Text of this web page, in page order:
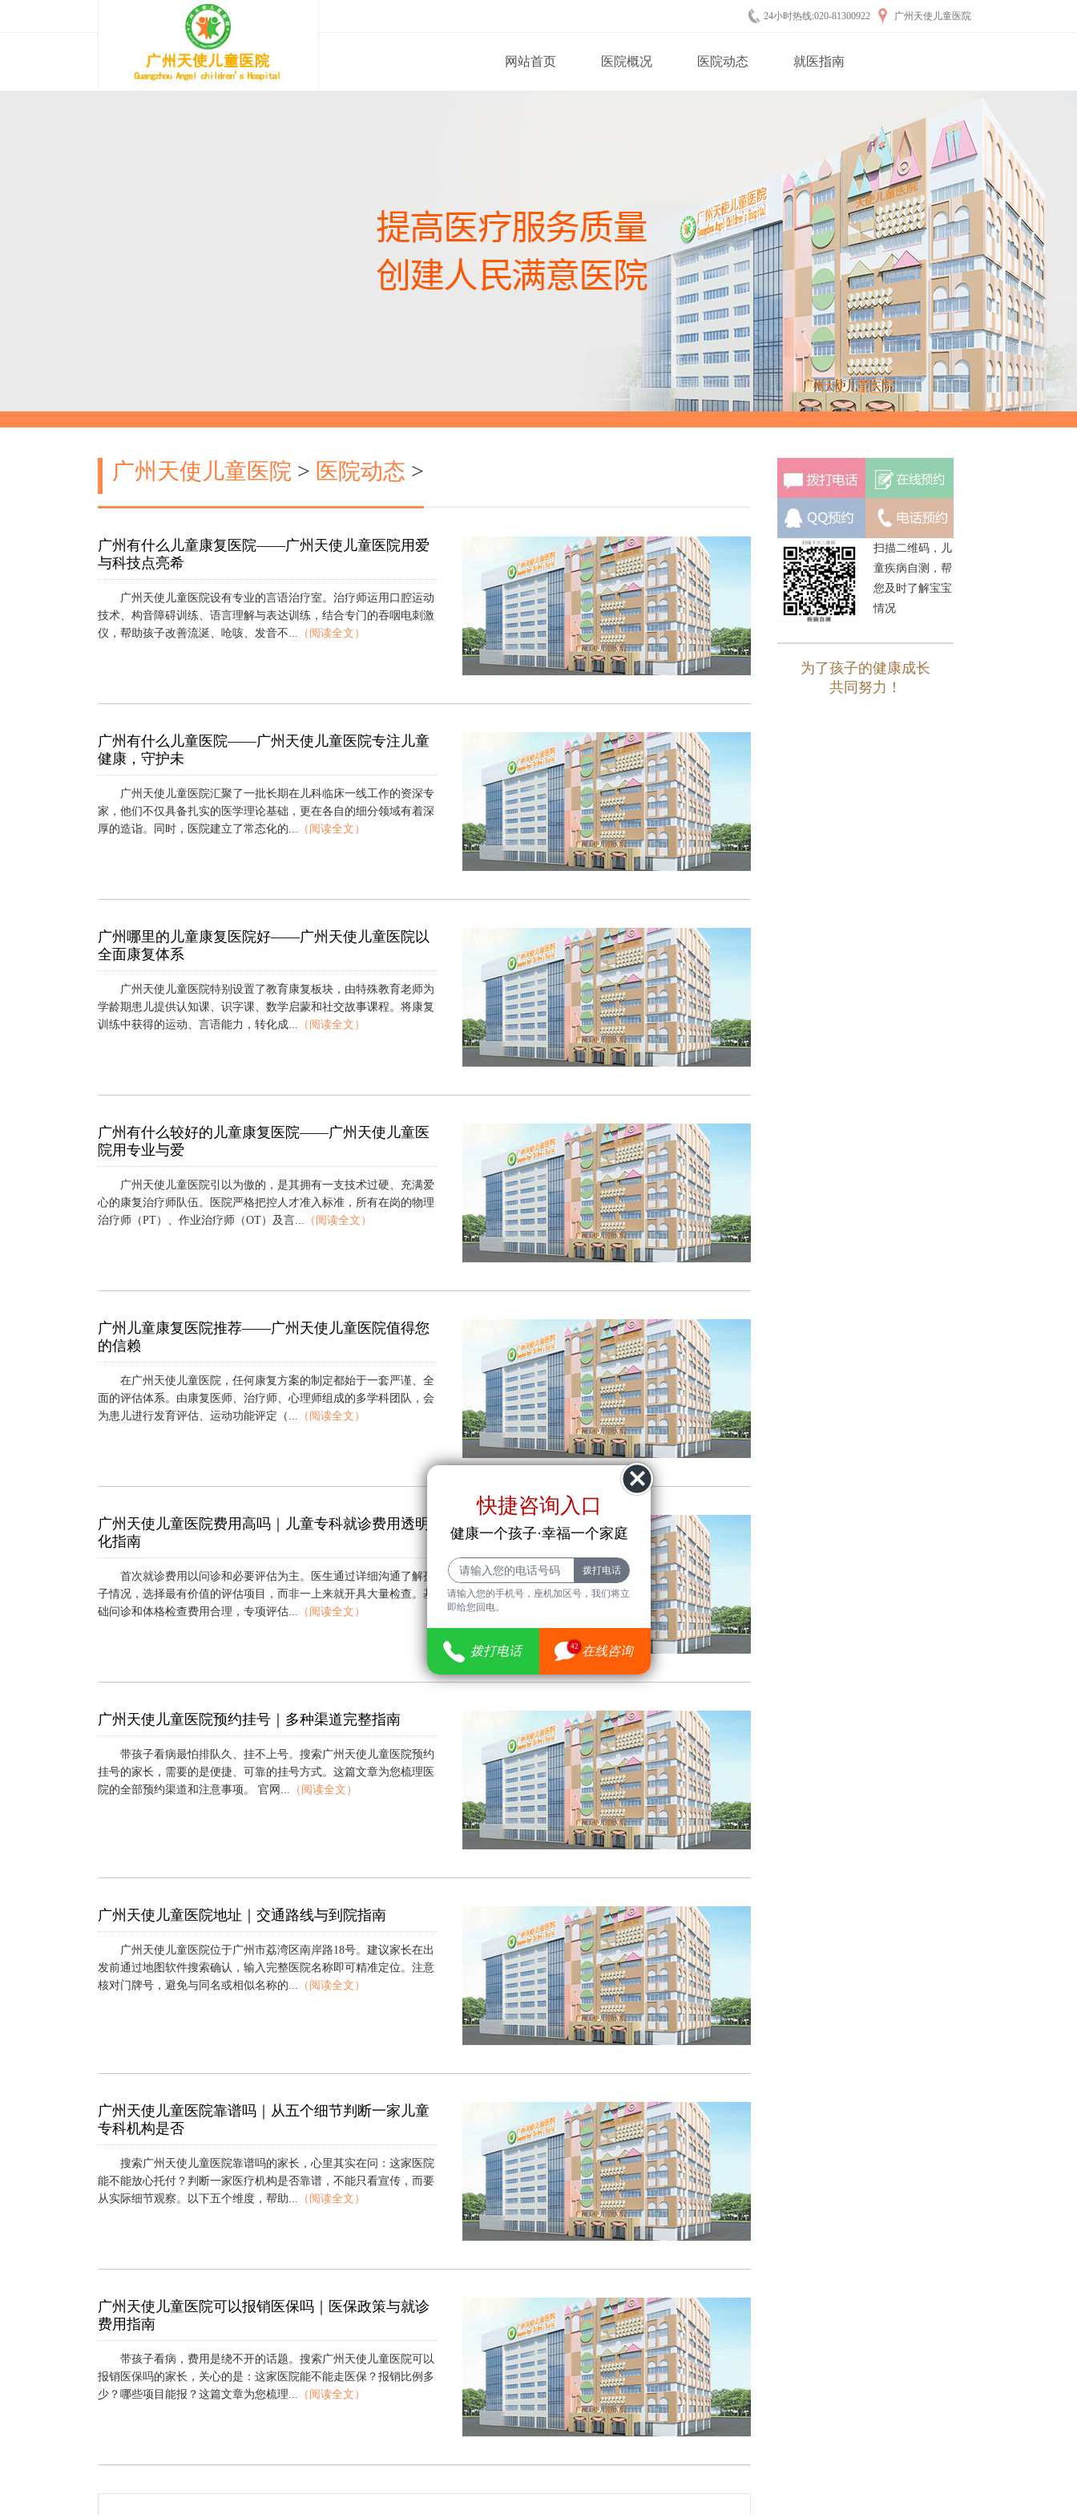
广州天使儿童医院
24小时热线:020-81300922
网站首页 医院概况 医院动态 就医指南
广州天使儿童医院 > 医院动态 >
广州有什么儿童康复医院——广州天使儿童医院用爱
与科技点亮希
广州天使儿童医院设有专业的言语治疗室。治疗师运用口腔运动
技术、构音障碍训练、语言理解与表达训练，结合专门的吞咽电刺激
仪，帮助孩子改善流涎、呛咳、发音不... （阅读全文）
广州有什么儿童医院——广州天使儿童医院专注儿童
健康，守护未
广州天使儿童医院汇聚了一批长期在儿科临床一线工作的资深专
家，他们不仅具备扎实的医学理论基础，更在各自的细分领域有着深
厚的造诣。同时，医院建立了常态化的... （阅读全文）
广州哪里的儿童康复医院好——广州天使儿童医院以
全面康复体系
广州天使儿童医院特别设置了教育康复板块，由特殊教育老师为
学龄期患儿提供认知课、识字课、数学启蒙和社交故事课程。将康复
训练中获得的运动、言语能力，转化成... （阅读全文）
广州有什么较好的儿童康复医院——广州天使儿童医
院用专业与爱
广州天使儿童医院引以为傲的，是其拥有一支技术过硬、充满爱
心的康复治疗师队伍。医院严格把控人才准入标准，所有在岗的物理
治疗师（PT）、作业治疗师（OT）及言... （阅读全文）
广州儿童康复医院推荐——广州天使儿童医院值得您
的信赖
在广州天使儿童医院，任何康复方案的制定都始于一套严谨、全
面的评估体系。由康复医师、治疗师、心理师组成的多学科团队，会
为患儿进行发育评估、运动功能评定（... （阅读全文）
广州天使儿童医院费用高吗｜儿童专科就诊费用透明
化指南
首次就诊费用以问诊和必要评估为主。医生通过详细沟通了解孩
子情况，选择最有价值的评估项目，而非一上来就开具大量检查。基
础问诊和体格检查费用合理，专项评估... （阅读全文）
广州天使儿童医院预约挂号｜多种渠道完整指南
带孩子看病最怕排队久、挂不上号。搜索广州天使儿童医院预约
挂号的家长，需要的是便捷、可靠的挂号方式。这篇文章为您梳理医
院的全部预约渠道和注意事项。 官网... （阅读全文）
广州天使儿童医院地址｜交通路线与到院指南
广州天使儿童医院位于广州市荔湾区南岸路18号。建议家长在出
发前通过地图软件搜索确认，输入完整医院名称即可精准定位。注意
核对门牌号，避免与同名或相似名称的... （阅读全文）
广州天使儿童医院靠谱吗｜从五个细节判断一家儿童
专科机构是否
搜索广州天使儿童医院靠谱吗的家长，心里其实在问：这家医院
能不能放心托付？判断一家医疗机构是否靠谱，不能只看宣传，而要
从实际细节观察。以下五个维度，帮助... （阅读全文）
广州天使儿童医院可以报销医保吗｜医保政策与就诊
费用指南
带孩子看病，费用是绕不开的话题。搜索广州天使儿童医院可以
报销医保吗的家长，关心的是：这家医院能不能走医保？报销比例多
少？哪些项目能报？这篇文章为您梳理... （阅读全文）
扫描二维码，儿
童疾病自测，帮
您及时了解宝宝
情况
为了孩子的健康成长
共同努力！
快捷咨询入口
健康一个孩子·幸福一个家庭
请输入您的手机号，座机加区号，我们将立
即给您回电。
拨打电话 42 在线咨询